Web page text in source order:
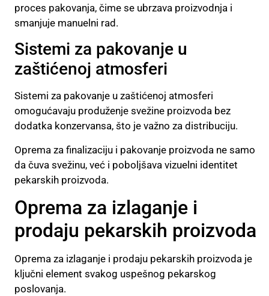
proces pakovanja, čime se ubrzava proizvodnja i
smanjuje manuelni rad.
Sistemi za pakovanje u
zaštićenoj atmosferi
Sistemi za pakovanje u zaštićenoj atmosferi
omogućavaju produženje svežine proizvoda bez
dodatka konzervansa, što je važno za distribuciju.
Oprema za finalizaciju i pakovanje proizvoda ne samo
da čuva svežinu, već i poboljšava vizuelni identitet
pekarskih proizvoda.
Oprema za izlaganje i
prodaju pekarskih proizvoda
Oprema za izlaganje i prodaju pekarskih proizvoda je
ključni element svakog uspešnog pekarskog
poslovanja.